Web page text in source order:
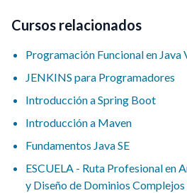
Cursos relacionados
Programación Funcional en
JENKINS para Programadores
Introducción a Spring Boot
Introducción a Maven
Fundamentos Java SE
ESCUELA - Ruta Profesional en
y Diseño de Dominios Complejos